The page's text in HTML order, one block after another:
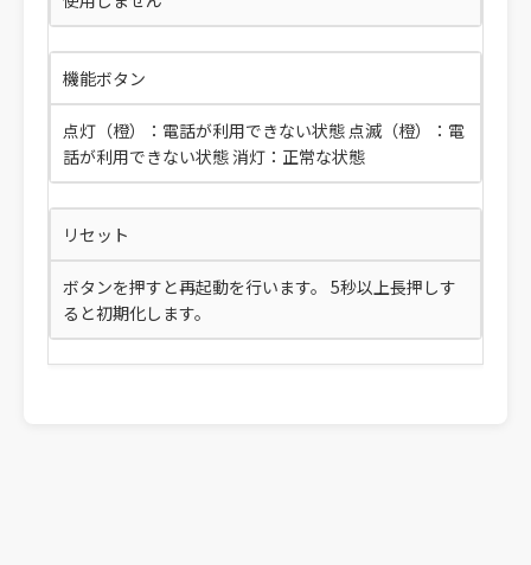
機能ボタン
点灯（橙）：電話が利用できない状態 点滅（橙）：電
話が利用できない状態 消灯：正常な状態
リセット
ボタンを押すと再起動を行います。 5秒以上長押しす
ると初期化します。